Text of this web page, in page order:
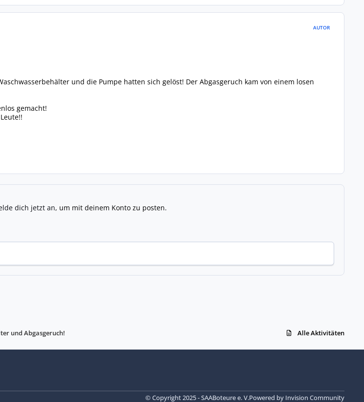
AUTOR
und die Pumpe hatten sich gelöst! Der Abgasgeruch kam von einem losen
gemacht!
dich jetzt an, um mit deinem Konto zu posten.
und Abgasgeruch! Alle Aktivitäten
© Copyright 2025 - SAABoteure e. V.Powered by Invision Community